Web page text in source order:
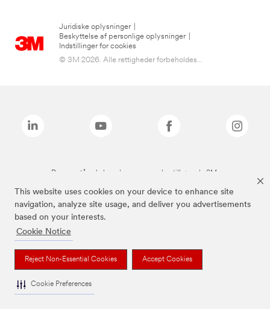
This website uses cookies on your device to enhance site
navigation, analyze site usage, and deliver you advertisements
based on your interests.
Cookie Notice
Reject Non-Essential Cookies Accept Cookies
Cookie Preferences
Juridiske oplysninger
Beskyttelse af personlige oplysninger
Indstillinger for cookies
© 3M 2026. Alle rettigheder forbeholdes...
De ovenstående brands er varemærker tilhørende 3M.